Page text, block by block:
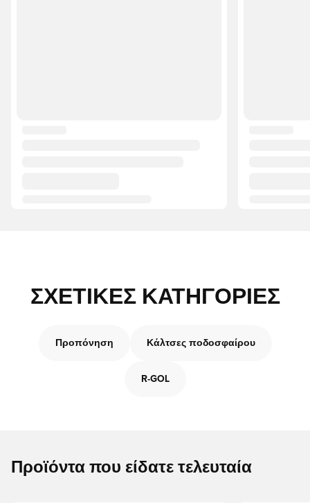
ΣΧΕΤΙΚΈΣ ΚΑΤΗΓΟΡΊΕΣ
Προπόνηση Κάλτσες ποδοσφαίρου
R-GOL
Προϊόντα που είδατε τελευταία